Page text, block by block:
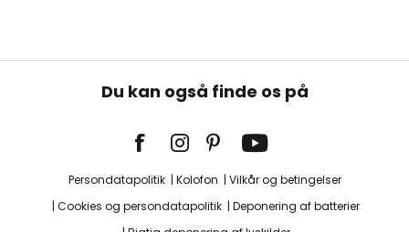
Du kan også finde os på
Persondatapolitik Kolofon
Vilkår og betingelser
Cookies og persondatapolitik
Deponering af batterier